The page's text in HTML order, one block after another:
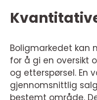
Boligmarkedet kan
for å gi en oversikt
og etterspørsel. En
gjennomsnittlig
bestemt område.